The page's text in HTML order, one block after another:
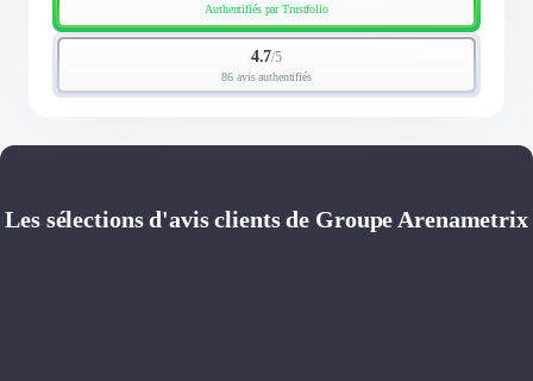
Authentifiés par Trustfolio
4.7/5
86 avis authentifiés
Les sélections d'avis clients de Groupe Arenametrix